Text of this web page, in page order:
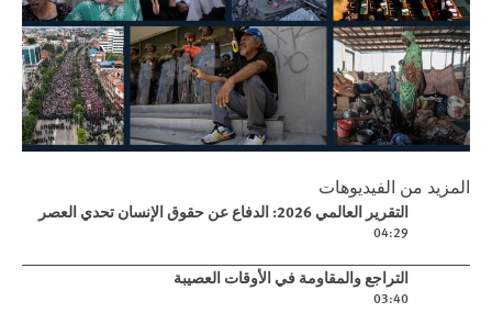
Play
الإنسان تحدي العصر
المزيد من الفيديوهات
Play videoالتقرير العالمي 2026: الدفاع عن حقوق الإنسان تحدي العصر
04:29
Play videoالتراجع والمقاومة في الأوقات العصيبة
03:40